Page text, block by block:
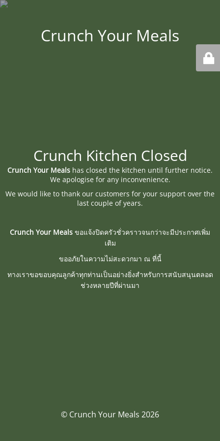
Crunch Your Meals
Crunch Kitchen Closed
Crunch Your Meals has closed the kitchen until further notice.
We apologise for any inconvenience.
We would like to thank our customers for your support over the
last couple of years.
Crunch Your Meals ขอแจ้งปิดครัวชั่วคราวจนกว่าจะมีประกาศเพิ่ม
เติม
ขออภัยในความไม่สะดวกมา ณ ที่นี้
ทางเราขอขอบคุณลูกค้าทุกท่านเป็นอย่างยิ่งสำหรับการสนับสนุนตลอด
ช่วงหลายปีที่ผ่านมา
© Crunch Your Meals 2026